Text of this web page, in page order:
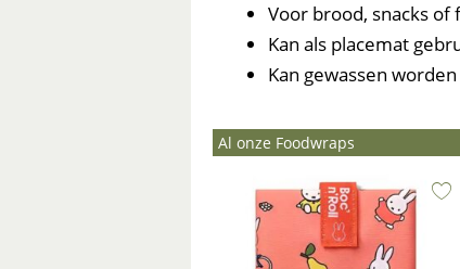
Voor brood, snacks of
Kan als placemat
Kan gewassen
Al onze Foodwraps